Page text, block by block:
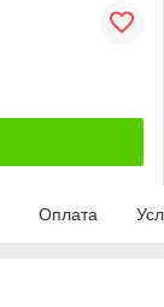
Оплата